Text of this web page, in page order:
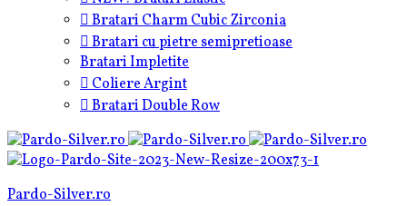
Bratari Charm Cubic Zirconia
Bratari cu pietre semipretioase
Bratari Impletite
Coliere Argint
Bratari Double Row
Pardo-Silver.ro